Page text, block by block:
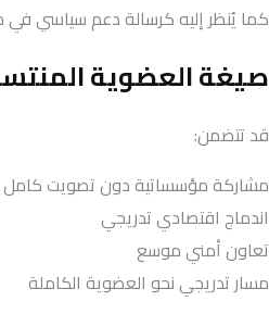
كما يُنظر إليه كرسالة دعم سياسي
صيغة العضوية
قد تتضمن:
مشاركة مؤسساتية دون تصويت كامل
اندماج اقتصادي تدريجي
تعاون أمني موسع
مسار تدريجي نحو العضوية الكاملة